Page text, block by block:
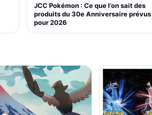
JCC Pokémon : Ce que l’on sait des
produits du 30e Anniversaire prévus
pour 2026